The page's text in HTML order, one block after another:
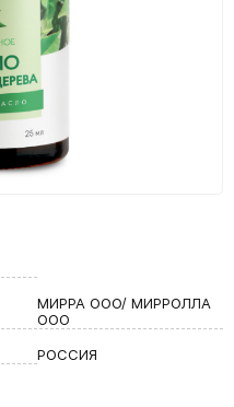
МИРРА ООО/ МИРРОЛЛА
ООО
РОССИЯ